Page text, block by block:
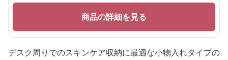
商品の詳細を見る
デスク周りでのスキンケア収納に最適な小物入れタイプの